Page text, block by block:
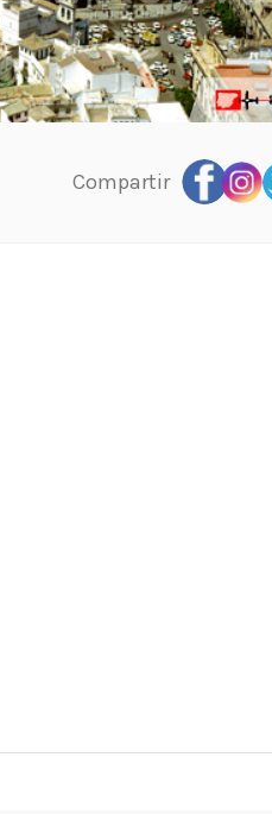
Compartir